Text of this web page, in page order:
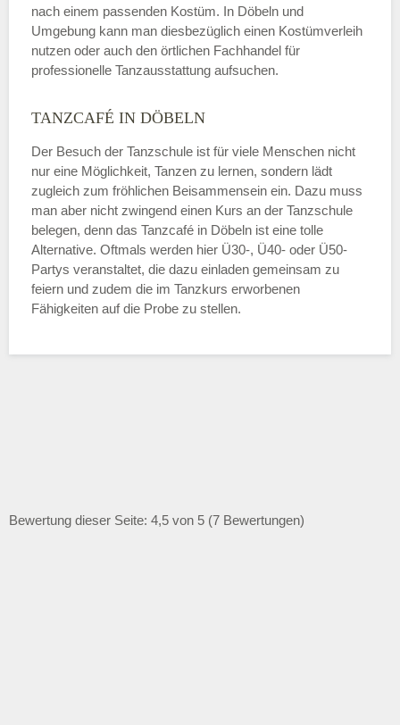
nach einem passenden Kostüm. In Döbeln und
Umgebung kann man diesbezüglich einen Kostümverleih
nutzen oder auch den örtlichen Fachhandel für
professionelle Tanzausstattung aufsuchen.
TANZCAFÉ IN DÖBELN
Der Besuch der Tanzschule ist für viele Menschen nicht
nur eine Möglichkeit, Tanzen zu lernen, sondern lädt
zugleich zum fröhlichen Beisammensein ein. Dazu muss
man aber nicht zwingend einen Kurs an der Tanzschule
belegen, denn das Tanzcafé in Döbeln ist eine tolle
Alternative. Oftmals werden hier Ü30-, Ü40- oder Ü50-
Partys veranstaltet, die dazu einladen gemeinsam zu
feiern und zudem die im Tanzkurs erworbenen
Fähigkeiten auf die Probe zu stellen.
Bewertung dieser Seite: 4,5 von 5 (7 Bewertungen)